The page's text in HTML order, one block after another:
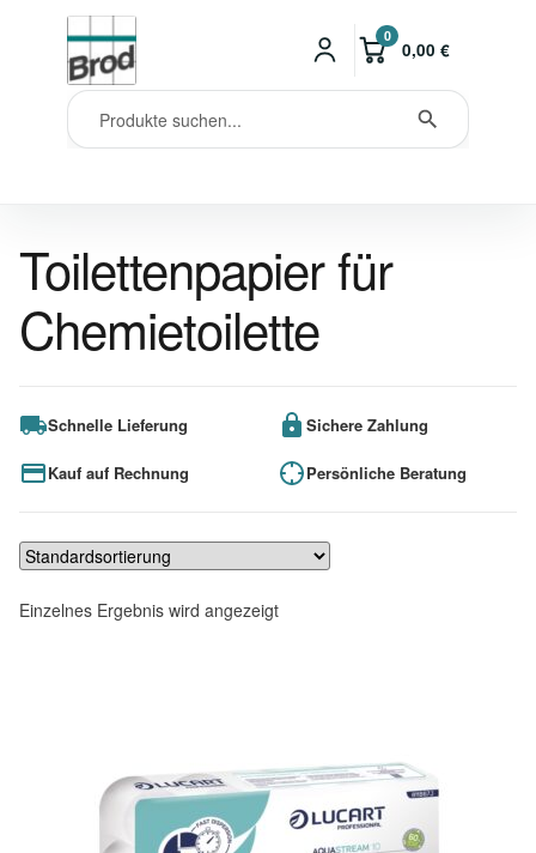
0
0,00 €
Toilettenpapier für
Chemietoilette
Schnelle Lieferung Sichere Zahlung
Kauf auf Rechnung Persönliche Beratung
Einzelnes Ergebnis wird angezeigt